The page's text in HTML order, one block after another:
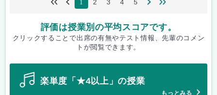
1 2 3 4 5
評価は授業別の平均スコアです。
クリックすることで出席の有無やテスト情報、先輩のコメン
トが閲覧できます。
楽単度「★4以上」の授業
もっとみる